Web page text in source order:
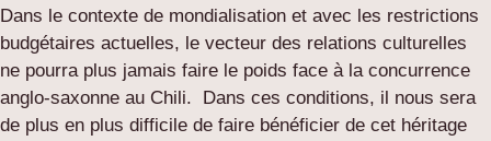
Dans le contexte de mondialisation et avec les restrictions
budgétaires actuelles, le vecteur des relations culturelles
ne pourra plus jamais faire le poids face à la concurrence
anglo-saxonne au Chili. Dans ces conditions, il nous sera
de plus en plus difficile de faire bénéficier de cet héritage